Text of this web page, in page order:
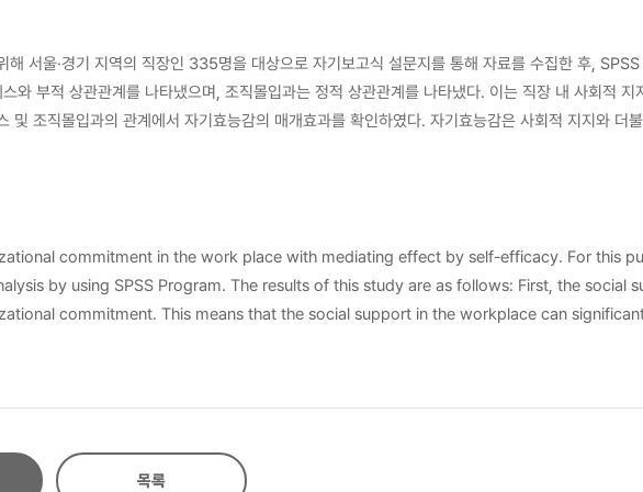
서울·경기 지역의 직장인 335명을 대상으로 자기보고식 설문지를 통해 자료를 수집한 후,
의 수준이 높은 경향을 나타낼 수 있음을 확인하였다. 본 연구는 직장 내 사회적 지지
commitment in the work place with mediating effect by self-efficacy. For this
are as follows: First, the social support
commitment. This means that the social support in the workplace can
목록